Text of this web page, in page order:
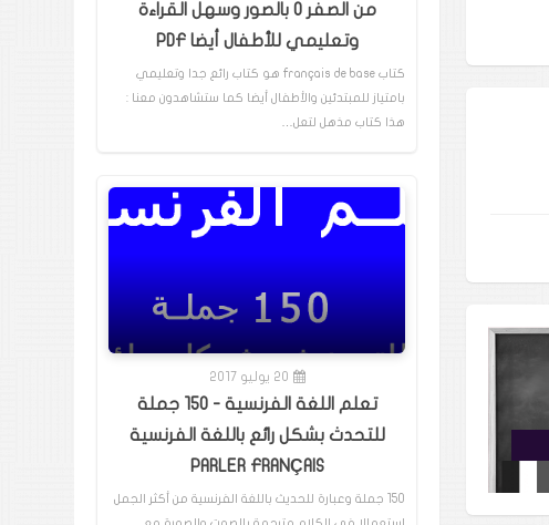
من الصفر 0 بالصور وسهل القراءة
وتعليمي للأطفال أيضا PDF
كتاب français de base هو كتاب رائع جدا وتعليمي
بامتياز للمبتدئين والأطفال أيضا كما ستشاهدون معنا :
هذا كتاب مذهل لتعل…
20 يوليو 2017
تعلم اللغة الفرنسية - 150 جملة
للتحدث بشكل رائع باللغة الفرنسية
PARLER FRANÇAIS
150 جملة وعبارة للحديث باللغة الفرنسية من أكثر الجمل